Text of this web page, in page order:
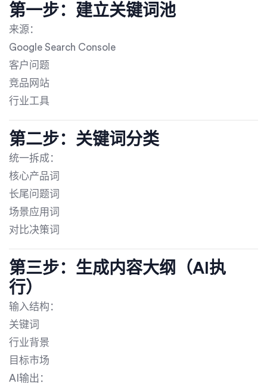
第一步：建立关键词池
来源：
Google Search Console
客户问题
竞品网站
行业工具
第二步：关键词分类
统一拆成：
核心产品词
长尾问题词
场景应用词
对比决策词
第三步：生成内容大纲（AI执
行）
输入结构：
关键词
行业背景
目标市场
AI输出：